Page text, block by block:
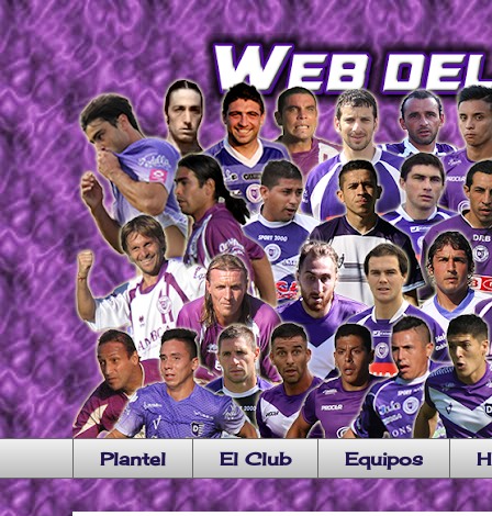
Plantel El Club Equipos